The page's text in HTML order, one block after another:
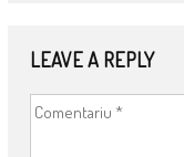
LEAVE A REPLY